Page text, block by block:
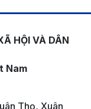
HỘI VÀ DÂN
Nam
Thọ, Xuân